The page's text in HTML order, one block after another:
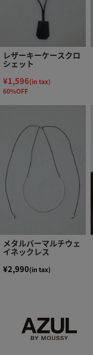
レザーキーケースクロ
シェット
¥1,596(in tax)
60%OFF
メタルバーマルチウェ
イネックレス
¥2,990(in tax)